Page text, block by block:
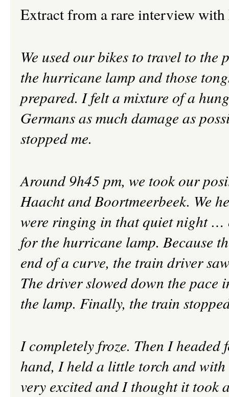
Extract from a rareinterview
We used our bikes to travel to
the hurricane lamp and those
prepared. I felt a mixture of a
Germans as much damage as
stopped me.
Around 9h45 pm, we took our
Haacht and Boortmeerbeek. We
were ringing in that quiet night …
for the hurricane lamp. Because
end of a curve, the train driver
The driver slowed down the pace
the lamp. Finally, the train
I completely froze. Then I
hand, I held a little torch and
very excited and I thought it took